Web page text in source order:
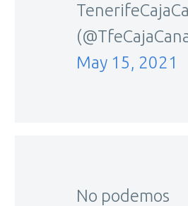
May 15, 2021
No podemos